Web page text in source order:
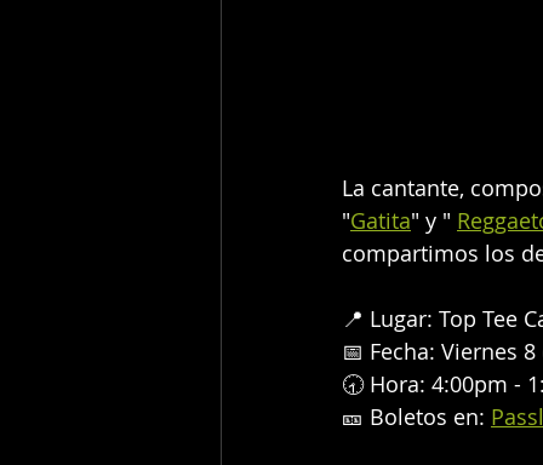
La cantante,
"Gatita" y "
compartimos los
📍 Lugar: Top Tee
📅 Fecha: Viernes
🕣 Hora: 4:00pm -
🎫 Boletos en: